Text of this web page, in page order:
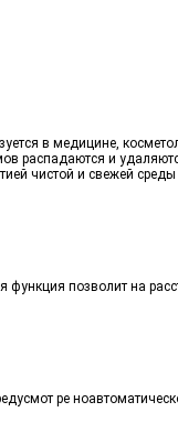
в медицине,
распадаются и
чистой и свежей
позволит на
ре